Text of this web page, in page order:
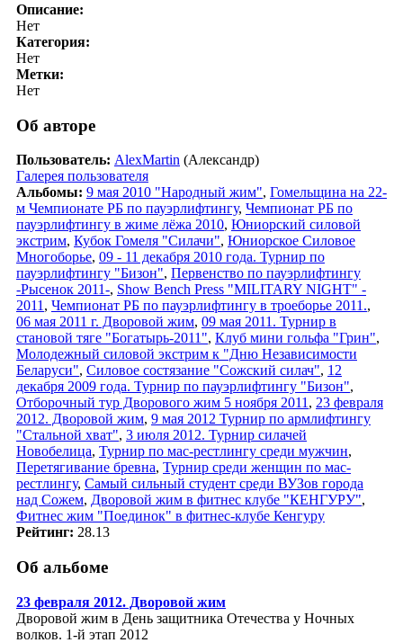
Описание:
Нет
Категория:
Нет
Метки:
Нет
Об авторе
Пользователь: AlexMartin (Александр)
Галерея пользователя
Альбомы: 9 мая 2010 "Народный жим", Гомельщина на 22-
м Чемпионате РБ по пауэрлифтингу, Чемпионат РБ по
пауэрлифтингу в жиме лёжа 2010, Юниорский силовой
экстрим, Кубок Гомеля "Силачи", Юниорское Силовое
Многоборье, 09 - 11 декабря 2010 года. Турнир по
пауэрлифтингу "Бизон", Первенство по пауэрлифтингу
-Рысенок 2011-, Show Bench Press "MILITARY NIGHT" -
2011 , Чемпионат РБ по пауэрлифтингу в троеборье 2011.,
06 мая 2011 г. Дворовой жим, 09 мая 2011. Турнир в
становой тяге "Богатырь-2011", Клуб мини гольфа "Грин",
Молодежный силовой экстрим к "Дню Независимости
Беларуси", Силовое состязание "Сожский силач", 12
декабря 2009 года. Турнир по пауэрлифтингу "Бизон",
Отборочный тур Дворового жим 5 ноября 2011 , 23 февраля
2012. Дворовой жим, 9 мая 2012 Турнир по армлифтингу
"Стальной хват", 3 июля 2012. Турнир силачей
Новобелица, Турнир по мас-рестлингу среди мужчин,
Перетягивание бревна, Турнир среди женщин по мас-
рестлингу, Самый сильный студент среди ВУЗов города
над Сожем, Дворовой жим в фитнес клубе "КЕНГУРУ",
Фитнес жим "Поединок" в фитнес-клубе Кенгуру
Рейтинг: 28.13
Об альбоме
23 февраля 2012. Дворовой жим
Дворовой жим в День защитника Отечества у Ночных
волков. 1-й этап 2012